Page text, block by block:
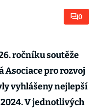
0
ročníku soutěže
Asociace pro rozvoj
vyhlášeny nejlepší
V jednotlivých